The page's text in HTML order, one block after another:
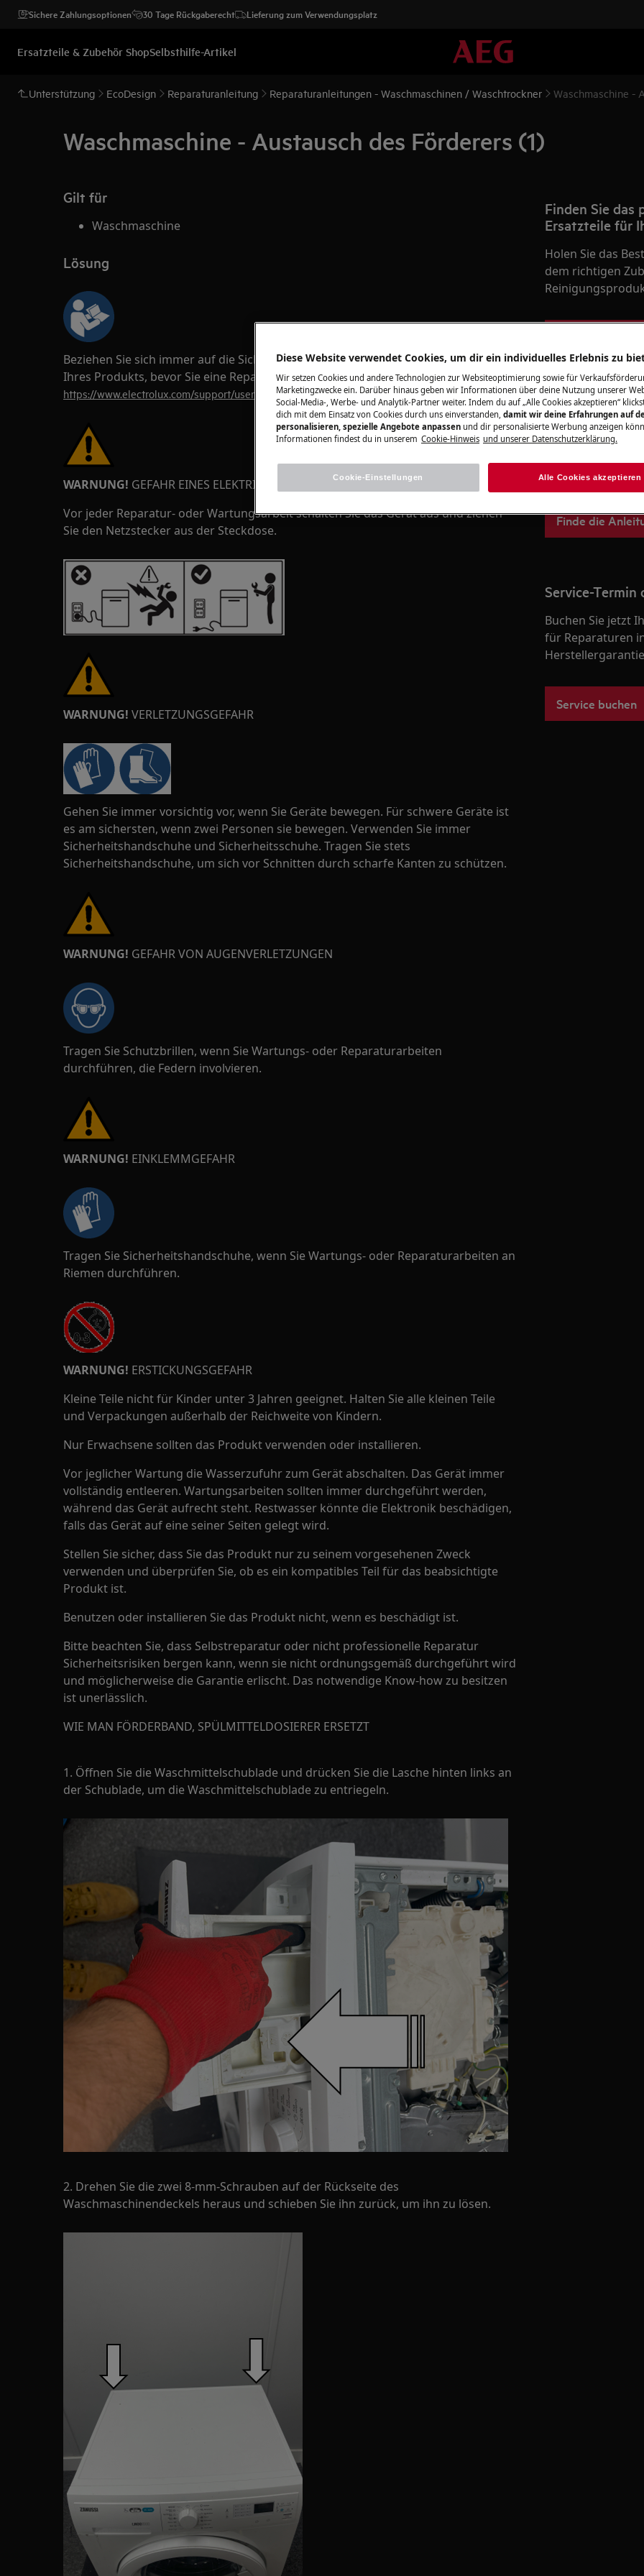
Sichere Zahlungsoptionen 30 Tage Rückgaberecht Lieferung zum Verwendungsplatz
Ersatzteile & Zubehör ShopSelbsthilfe-Artikel
Unterstützung EcoDesign Reparaturanleitung Reparaturanleitungen - Waschmaschinen / Waschtrockner Waschmaschine -
Waschmaschine - Austausch des Förderers (1)
Gilt für
Waschmaschine
Lösung
Beziehen Sie sich immer auf die Sicherheitsinformationen im Benutzerhandbuch
Ihres Produkts, bevor Sie eine Reparatur- oder Wartungsoperation durchführen.
https://www.electrolux.com/support/user-manuals/
WARNUNG! GEFAHR EINES ELEKTRISCHEN SCHLAGS
Vor jeder Reparatur- oder Wartungsarbeit schalten Sie das Gerät aus und ziehen
Sie den Netzstecker aus der Steckdose.
WARNUNG! VERLETZUNGSGEFAHR
Gehen Sie immer vorsichtig vor, wenn Sie Geräte bewegen. Für schwere Geräte ist
es am sichersten, wenn zwei Personen sie bewegen. Verwenden Sie immer
Sicherheitshandschuhe und Sicherheitsschuhe. Tragen Sie stets
Sicherheitshandschuhe, um sich vor Schnitten durch scharfe Kanten zu schützen.
WARNUNG! GEFAHR VON AUGENVERLETZUNGEN
Tragen Sie Schutzbrillen, wenn Sie Wartungs- oder Reparaturarbeiten
durchführen, die Federn involvieren.
WARNUNG! EINKLEMMGEFAHR
Tragen Sie Sicherheitshandschuhe, wenn Sie Wartungs- oder Reparaturarbeiten an
Riemen durchführen.
WARNUNG! ERSTICKUNGSGEFAHR
Kleine Teile nicht für Kinder unter 3 Jahren geeignet. Halten Sie alle kleinen Teile
und Verpackungen außerhalb der Reichweite von Kindern.
Nur Erwachsene sollten das Produkt verwenden oder installieren.
Vor jeglicher Wartung die Wasserzufuhr zum Gerät abschalten. Das Gerät immer
vollständig entleeren. Wartungsarbeiten sollten immer durchgeführt werden,
während das Gerät aufrecht steht. Restwasser könnte die Elektronik beschädigen,
falls das Gerät auf eine seiner Seiten gelegt wird.
Stellen Sie sicher, dass Sie das Produkt nur zu seinem vorgesehenen Zweck
verwenden und überprüfen Sie, ob es ein kompatibles Teil für das beabsichtigte
Produkt ist.
Benutzen oder installieren Sie das Produkt nicht, wenn es beschädigt ist.
Bitte beachten Sie, dass Selbstreparatur oder nicht professionelle Reparatur
Sicherheitsrisiken bergen kann, wenn sie nicht ordnungsgemäß durchgeführt wird
und möglicherweise die Garantie erlischt. Das notwendige Know-how zu besitzen
ist unerlässlich.
WIE MAN FÖRDERBAND, SPÜLMITTELDOSIERER ERSETZT
1. Öffnen Sie die Waschmittelschublade und drücken Sie die Lasche hinten links an
der Schublade, um die Waschmittelschublade zu entriegeln.
2. Drehen Sie die zwei 8-mm-Schrauben auf der Rückseite des
Waschmaschinendeckels heraus und schieben Sie ihn zurück, um ihn zu lösen.
Finden Sie das
Ersatzteile für
Holen Sie das
dem richtigen
Lösen Sie
Ihrem Produkt.
Finde die
Service-Termin
Buchen Sie jetzt
für Reparaturen
Service buchen
Diese Website verwendet Cookies, um dir ein individuelles Erlebnis zu
Wir setzen Cookies und andere Technologien zur Websiteoptimierung sowie für
Marketingzwecke ein. Darüber hinaus geben wir Informationen über deine Nutzung unserer
Social-Media-, Werbe- und Analytik-Partner weiter. Indem du auf „Alle Cookies akzeptieren“
dich mit dem Einsatz von Cookies durch uns einverstanden, damit wir deine Erfahrungen auf
personalisieren, spezielle Angebote anpassen und dir personalisierte Werbung anzeigen
Informationen findest du in unserem Cookie-Hinweis und unserer Datenschutzerklärung.
Cookie-Einstellungen Alle Cookies akzeptieren